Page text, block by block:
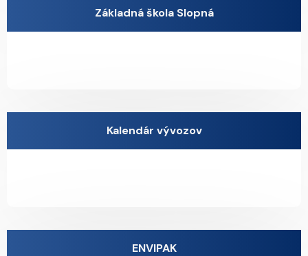
Základná škola Slopná
Kalendár vývozov
ENVIPAK